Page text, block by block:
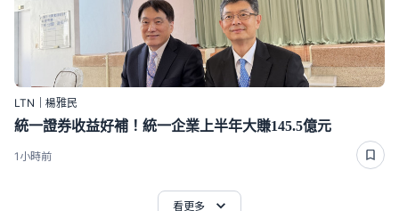
LTN｜楊雅民
統一證券收益好補！統一企業上半年大賺145.5億元
1小時前
看更多